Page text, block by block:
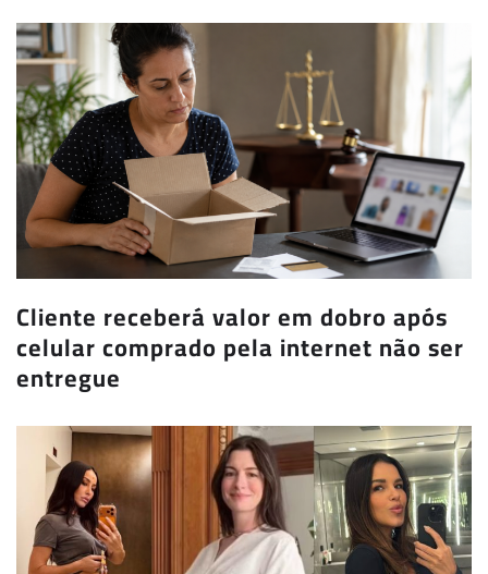
Cliente receberá valor em dobro após
celular comprado pela internet não ser
entregue